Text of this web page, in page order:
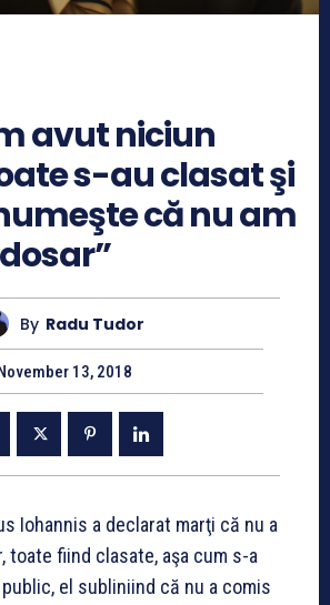
avut niciun
s-au clasat şi
că nu am
By Radu Tudor
13, 2018
Iohannis a declarat marţi că nu a
toate fiind clasate, aşa cum s-a
el subliniind că nu a comis